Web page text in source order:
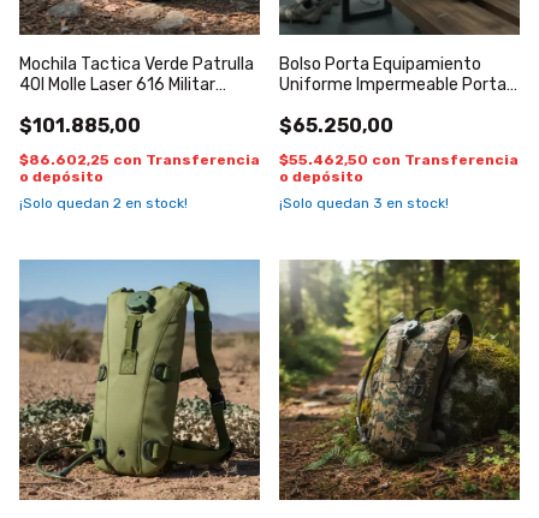
Mochila Tactica Verde Patrulla
40l Molle Laser 616 Militar
$101.885,00
$86.602,25 con Transferencia
o depósito
¡Solo quedan 2 en stock!
Bolso Porta Equipamiento
Uniforme Impermeable Porta
$65.250,00
$55.462,50 con Transferencia
o depósito
¡Solo quedan 3 en stock!